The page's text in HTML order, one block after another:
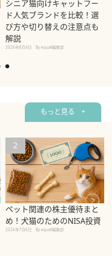
シニア猫向けキャットフー
ド人気ブランドを比較！選
び方や切り替えの注意点も
解説
2026年8月4日 By equall編集部
もっと見る +
2
ペット関連の株主優待まと
め！犬猫のためのNISA投資
2026年7月6日 By equall編集部